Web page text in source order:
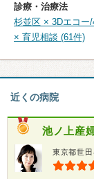
診療・治療法
杉並区 × 3Dエコー
× 育児相談 (61件)
近くの病院
池ノ上産
東京都世